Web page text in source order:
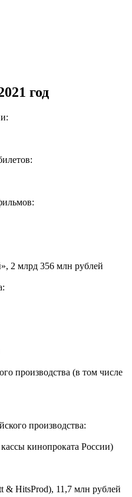
год
2 млрд 356 млн рублей
производства (в том числе
производства:
кинопроката России)
& HitsProd), 11,7 млн рублей